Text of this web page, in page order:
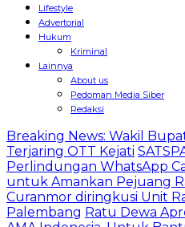
Lifestyle
Advertorial
Hukum
Kriminal
Lainnya
About us
Pedoman Media Siber
Redaksi
Breaking News: Wakil
Terjaring OTT Kejati
Perlindungan WhatsApp
untuk Amankan Pejuang
Curanmor diringkusi Unit
Palembang Ratu Dewa